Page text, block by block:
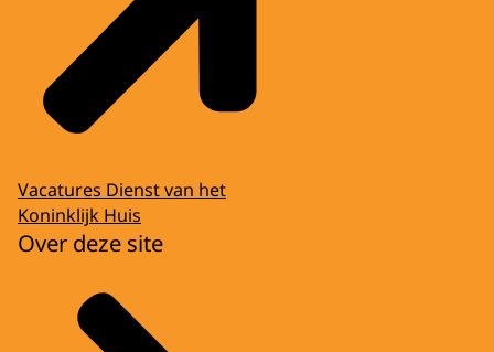
Vacatures Dienst van het
Koninklijk Huis
Over deze site